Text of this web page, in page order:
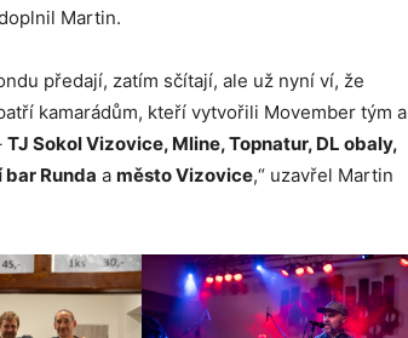
Martin.
předají, zatím sčítají, ale už nyní ví, že
kamarádům, kteří vytvořili Movember tým a
TJ Sokol Vizovice, Mline, Topnatur, DL obaly,
bar Runda a město Vizovice,“ uzavřel Martin